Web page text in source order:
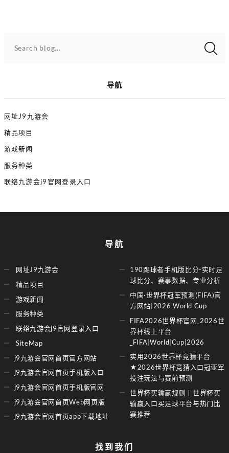
Search blog...
导航
网址J9九游会
精品项目
游戏新闻
服务种类
联络九游会j9官网登录入口
导航
网址J9九游会
精品项目
游戏新闻
服务种类
联络九游会j9官网登录入口
SiteMap
j9九游会官网首页官方网站
j9九游会官网首页手机版入口
j9九游会官网首页手机版官网
j9九游会官网首页Web网页版
j9九游会官网首页app下载地址
190踢球者手机版比分-实时足
球比分、赛事数据、专业分析
中国·世界杯冠军预测(FIFA)官
方网站|2026 World Cup
FIFA2026世界杯官网_2026世
界杯线上平台
_FIFA|World|Cup|2026
实用2026世界杯竞猜平台
★2026世界杯竞猜入口冠亚军
投注玩法与赛前预测
世界杯买输赢规则丨世界杯买
输赢入口买足球平台与热门比
赛推荐
找到我们